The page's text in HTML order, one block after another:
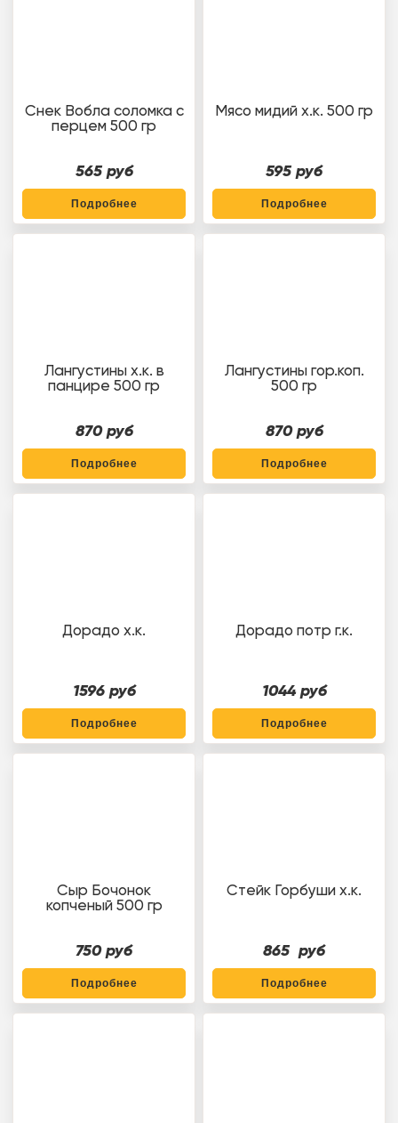
Снек Вобла соломка с
перцем 500 гр
565 руб
Подробнее
Мясо мидий х.к. 500 гр
595 руб
Подробнее
Лангустины х.к. в
панцире 500 гр
870 руб
Подробнее
Лангустины гор.коп.
500 гр
870 руб
Подробнее
Дорадо х.к.
1596 руб
Подробнее
Дорадо потр г.к.
1044 руб
Подробнее
Сыр Бочонок
копченый 500 гр
750 руб
Подробнее
Стейк Горбуши х.к.
865 руб
Подробнее